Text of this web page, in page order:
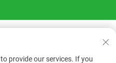
provide our services. If you